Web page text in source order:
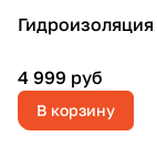
Гидроизоляция
4 999 руб
В корзину